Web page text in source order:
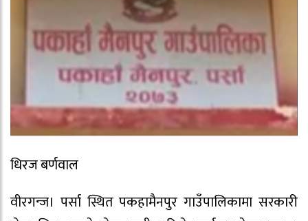
धिरज बर्णवाल
वीरगन्ज। पर्सा स्थित पकहामैनपुर गाउँपालिकामा सरकारी